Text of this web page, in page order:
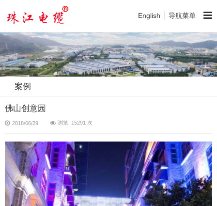
English 导航菜单
案例
佛山创意园
2018/06/29 浏览: 15291 次